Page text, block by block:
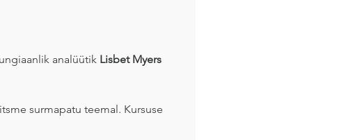
analüütik Lisbet Myers
surmapatu teemal. Kursuse